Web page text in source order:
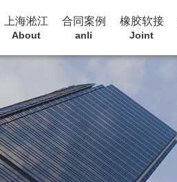
上海淞江
About
合同案例
anli
橡胶软接
Joint